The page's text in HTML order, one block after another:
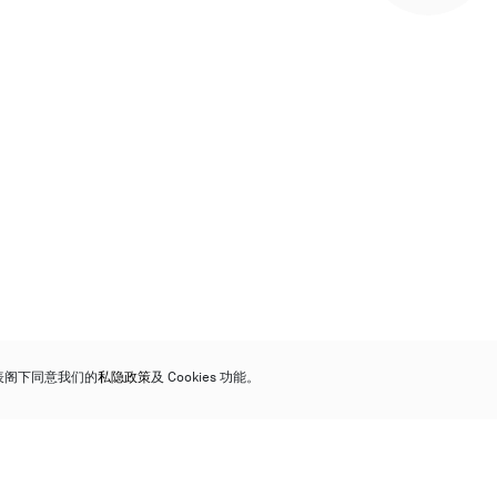
下同意我们的私隐政策及 Cookies 功能。